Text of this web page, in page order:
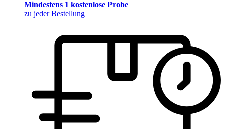
Mindestens 1 kostenlose Probe
zu jeder Bestellung